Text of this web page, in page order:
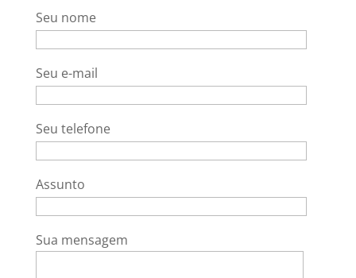
Seu nome
Seu e-mail
Seu telefone
Assunto
Sua mensagem